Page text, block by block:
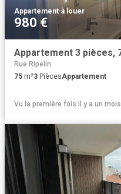
Appartement·à louer
980 €
Rue Ripelin
75 m²3 PiècesAppartement
Vu la première fois il y a un mois